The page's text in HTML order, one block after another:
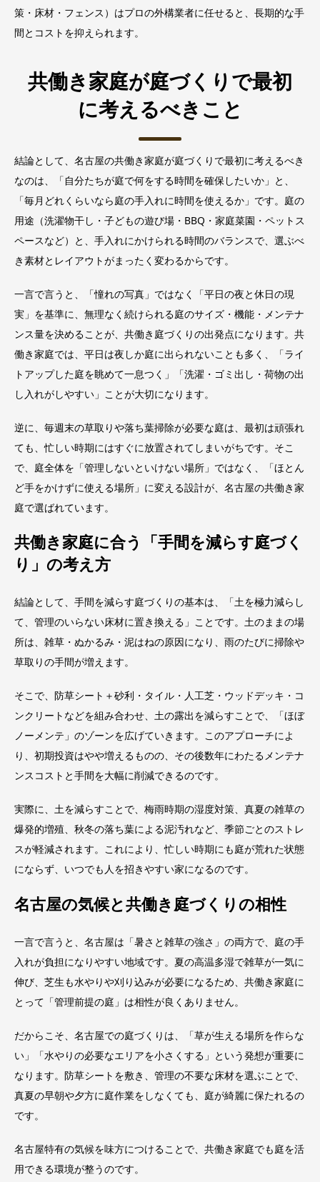
策・床材・フェンス）はプロの外構業者に任せると、長期的な手
間とコストを抑えられます。
共働き家庭が庭づくりで最初
に考えるべきこと
結論として、名古屋の共働き家庭が庭づくりで最初に考えるべき
なのは、「自分たちが庭で何をする時間を確保したいか」と、
「毎月どれくらいなら庭の手入れに時間を使えるか」です。庭の
用途（洗濯物干し・子どもの遊び場・BBQ・家庭菜園・ペットス
ペースなど）と、手入れにかけられる時間のバランスで、選ぶべ
き素材とレイアウトがまったく変わるからです。
一言で言うと、「憧れの写真」ではなく「平日の夜と休日の現
実」を基準に、無理なく続けられる庭のサイズ・機能・メンテナ
ンス量を決めることが、共働き庭づくりの出発点になります。共
働き家庭では、平日は夜しか庭に出られないことも多く、「ライ
トアップした庭を眺めて一息つく」「洗濯・ゴミ出し・荷物の出
し入れがしやすい」ことが大切になります。
逆に、毎週末の草取りや落ち葉掃除が必要な庭は、最初は頑張れ
ても、忙しい時期にはすぐに放置されてしまいがちです。そこ
で、庭全体を「管理しないといけない場所」ではなく、「ほとん
ど手をかけずに使える場所」に変える設計が、名古屋の共働き家
庭で選ばれています。
共働き家庭に合う「手間を減らす庭づく
り」の考え方
結論として、手間を減らす庭づくりの基本は、「土を極力減らし
て、管理のいらない床材に置き換える」ことです。土のままの場
所は、雑草・ぬかるみ・泥はねの原因になり、雨のたびに掃除や
草取りの手間が増えます。
そこで、防草シート＋砂利・タイル・人工芝・ウッドデッキ・コ
ンクリートなどを組み合わせ、土の露出を減らすことで、「ほぼ
ノーメンテ」のゾーンを広げていきます。このアプローチによ
り、初期投資はやや増えるものの、その後数年にわたるメンテナ
ンスコストと手間を大幅に削減できるのです。
実際に、土を減らすことで、梅雨時期の湿度対策、真夏の雑草の
爆発的増殖、秋冬の落ち葉による泥汚れなど、季節ごとのストレ
スが軽減されます。これにより、忙しい時期にも庭が荒れた状態
にならず、いつでも人を招きやすい家になるのです。
名古屋の気候と共働き庭づくりの相性
一言で言うと、名古屋は「暑さと雑草の強さ」の両方で、庭の手
入れが負担になりやすい地域です。夏の高温多湿で雑草が一気に
伸び、芝生も水やりや刈り込みが必要になるため、共働き家庭に
とって「管理前提の庭」は相性が良くありません。
だからこそ、名古屋での庭づくりは、「草が生える場所を作らな
い」「水やりの必要なエリアを小さくする」という発想が重要に
なります。防草シートを敷き、管理の不要な床材を選ぶことで、
真夏の早朝や夕方に庭作業をしなくても、庭が綺麗に保たれるの
です。
名古屋特有の気候を味方につけることで、共働き家庭でも庭を活
用できる環境が整うのです。